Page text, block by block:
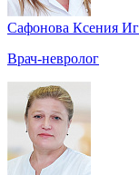
Сафонова Ксения
Врач-невролог